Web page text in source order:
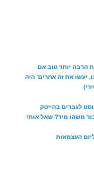
הרבה יותר טוב אם
יעשו את זה אחרים' היה
לגברים בהייטק
משהו מיד? שאל אותי
העצמאות